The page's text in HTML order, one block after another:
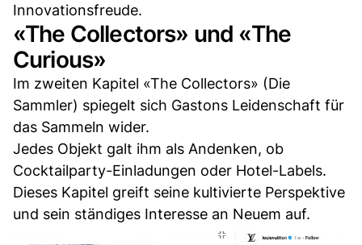
Innovationsfreude.
«The Collectors» und «The
Curious»
Im zweiten Kapitel «The Collectors» (Die
Sammler) spiegelt sich Gastons Leidenschaft für
das Sammeln wider.
Jedes Objekt galt ihm als Andenken, ob
Cocktailparty-Einladungen oder Hotel-Labels.
Dieses Kapitel greift seine kultivierte Perspektive
und sein ständiges Interesse an Neuem auf.